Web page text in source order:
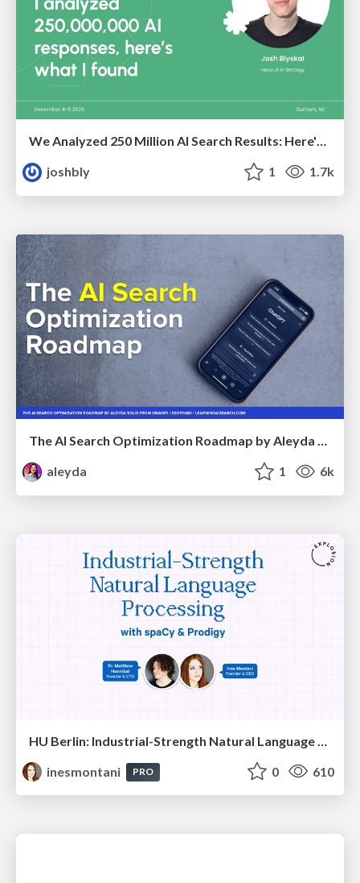
joshbly
1 1.7k
The AI Search Optimization Roadmap by Aleyda Solis
aleyda
1 6k
inesmontani
PRO 0 610